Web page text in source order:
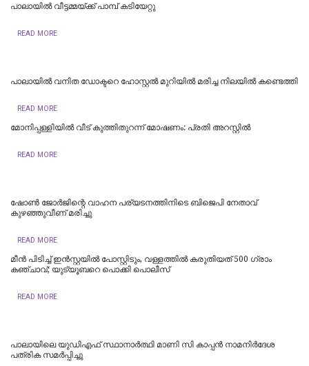
പാലായിൽ വീട്ടമ്മയ്ക്ക് പാമ്പ് കടിയേറ്റു
READ MORE
പാലായിൽ വനിത ഡോക്ടറെ ഹോസ്റ്റൽ മുറിയിൽ മരിച്ച നിലയിൽ കണ്ടെത്തി
READ MORE
മോനിപ്പള്ളിയിൽ വീട് കുത്തിതുറന്ന് മോഷണം: പ്രതി അറസ്റ്റിൽ
READ MORE
ഷോണ്‍ ജോര്‍ജിന്റെ വാഹന പര്യടനത്തിനിടെ ബിജെപി നേതാവ്
കുഴഞ്ഞുവീണ് മരിച്ചു
READ MORE
മീന്‍ പിടിച്ച് ഇന്‍സ്റ്റയില്‍ പോസ്റ്റിടും, വള്ളത്തില്‍ കരുതിയത് 500 ഗ്രാം
കഞ്ചാവ്; യുട്യൂബറെ പൊക്കി പൊലീസ്
READ MORE
പാലായിലെ യുഡിഎഫ് സ്ഥാനാർത്ഥി മാണി സി കാപ്പൻ നാമനിർദേശ
പത്രിക സമർപ്പിച്ചു